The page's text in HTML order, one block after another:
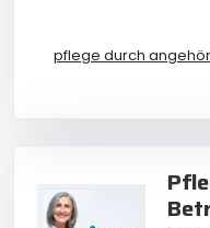
pflege durch